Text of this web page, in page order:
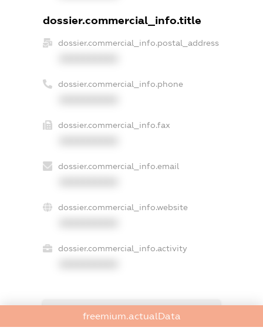
dossier.commercial_info.title
dossier.commercial_info.postal_address
dossier.commercial_info.phone
dossier.commercial_info.fax
dossier.commercial_info.email
dossier.commercial_info.website
dossier.commercial_info.activity
freemium.exampleText_1
freemium.exampleText_2
freemium.actualData